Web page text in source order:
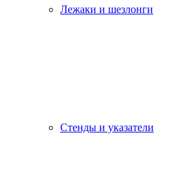
Лежаки и шезлонги
Стенды и указатели